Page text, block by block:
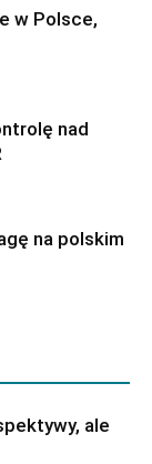
w Polsce,
nad
na polskim
ale